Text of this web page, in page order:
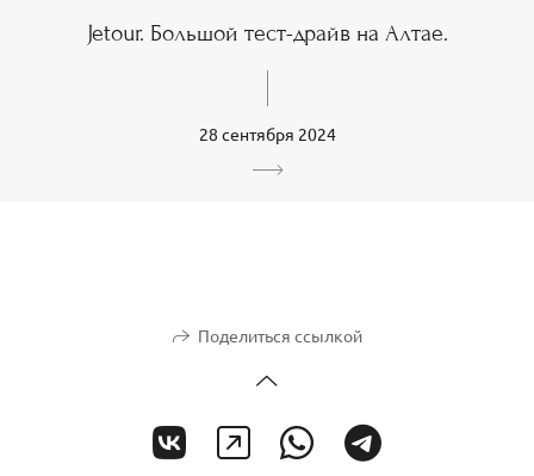
Jetour. Большой тест-драйв на Алтае.
28 сентября 2024
Поделиться ссылкой